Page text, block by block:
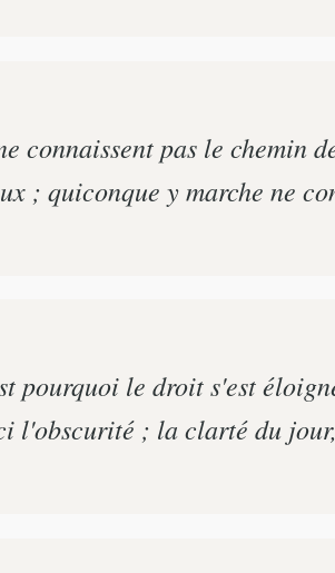
connaissent pas le chemin
; quiconque y marche ne
pourquoi le droit s'est
l'obscurité ; la clarté du